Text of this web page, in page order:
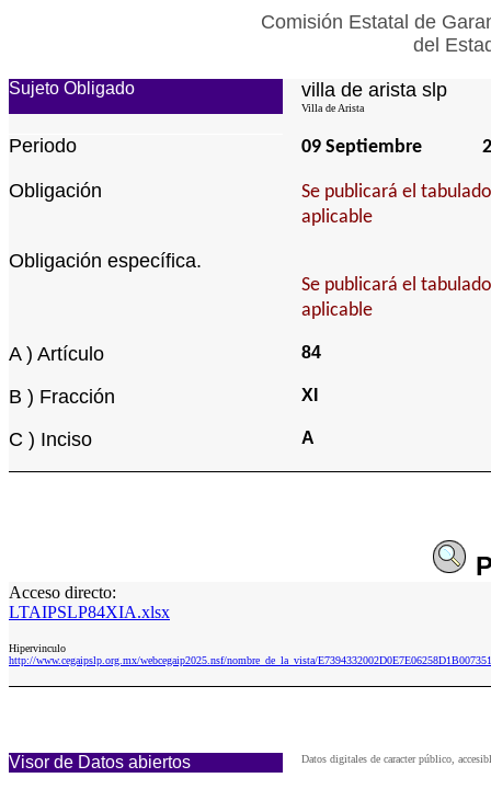
Comisión Estatal de
del
Sujeto Obligado villa de arista slp
Villa de Arista
Periodo 09 Septiembre
Obligación
Se publicará el
aplicable
Obligación específica.
Se publicará el
aplicable
A ) Artículo 84
B ) Fracción XI
C ) Inciso A
Acceso directo:
LTAIPSLP84XIA.xlsx
Hipervinculo
http://www.cegaipslp.org.mx/webcegaip2025.nsf/nombre_de_la_vista/
Visor de Datos abiertos Datos digitales de caracter público,